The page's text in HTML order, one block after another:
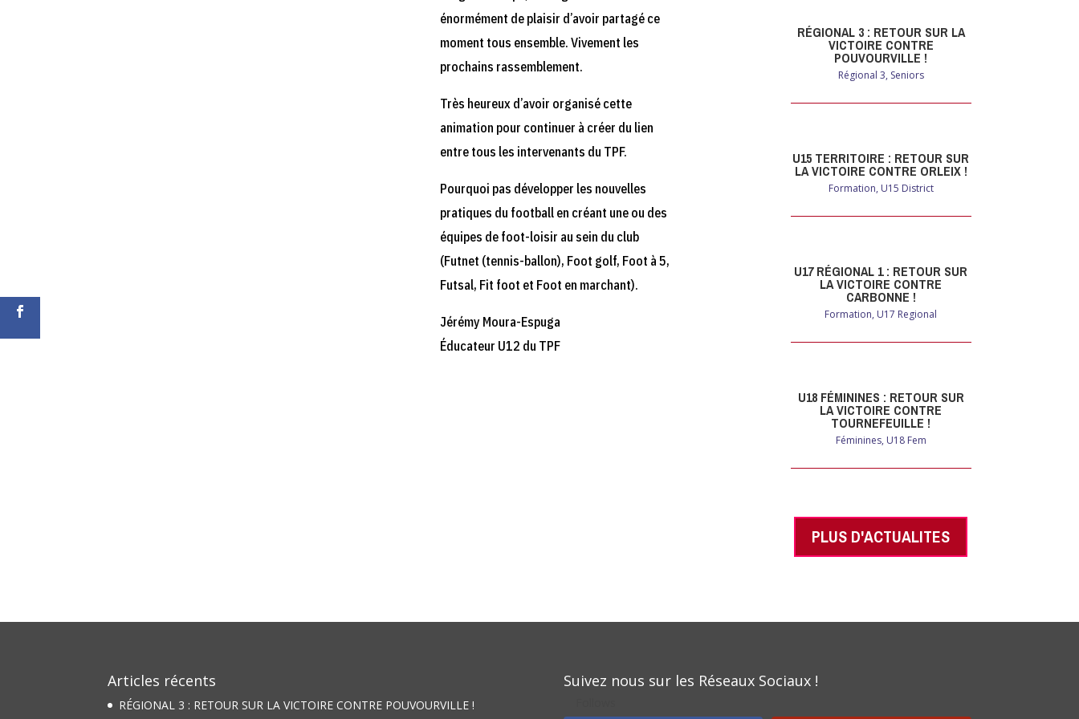
énormément de plaisir d’avoir partagé ce
moment tous ensemble. Vivement les
prochains rassemblement.
Très heureux d’avoir organisé cette
animation pour continuer à créer du lien
entre tous les intervenants du TPF.
Pourquoi pas développer les nouvelles
pratiques du football en créant une ou des
équipes de foot-loisir au sein du club
(Futnet (tennis-ballon), Foot golf, Foot à 5,
Futsal, Fit foot et Foot en marchant).
Jérémy Moura-Espuga
Éducateur U12 du TPF
RÉGIONAL 3 : RETOUR SUR LA
VICTOIRE CONTRE
POUVOURVILLE !
Régional 3, Seniors
U15 TERRITOIRE : RETOUR SUR
LA VICTOIRE CONTRE ORLEIX !
Formation, U15 District
U17 RÉGIONAL 1 : RETOUR SUR
LA VICTOIRE CONTRE
CARBONNE !
Formation, U17 Regional
U18 FÉMININES : RETOUR SUR
LA VICTOIRE CONTRE
TOURNEFEUILLE !
Féminines, U18 Fem
PLUS D'ACTUALITES
Articles récents
RÉGIONAL 3 : RETOUR SUR LA VICTOIRE CONTRE POUVOURVILLE !
Suivez nous sur les Réseaux Sociaux !